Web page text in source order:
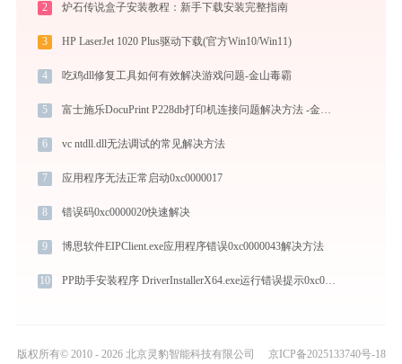
2 炉石传说盒子安装教程：新手下载安装完整指南
3 HP LaserJet 1020 Plus驱动下载(官方Win10/Win11)
4 吃鸡dll修复工具如何有效解决游戏问题-金山毒霸
5 富士施乐DocuPrint P228db打印机连接问题解决方法 -金山毒霸
6 vc ntdll.dll无法调试的常见解决方法
7 应用程序无法正常启动0xc0000017
8 错误码0xc0000020快速解决
9 博思软件EIPClient.exe应用程序错误0xc0000043解决方法
10 PP助手安装程序 DriverInstallerX64.exe运行错误提示0xc000007b的解决办法
版权所有© 2010 - 2026 北京灵豹智能科技有限公司 京ICP备2025133740号-18